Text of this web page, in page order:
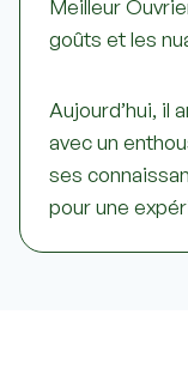
Meilleur
goûts et les
Aujourd’hui, il
avec un
ses
pour une